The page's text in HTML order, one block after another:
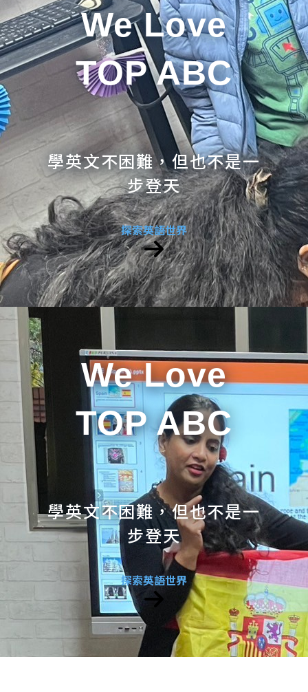
We Love
TOP ABC
學英文不困難，但也不是一
步登天
探索英語世界
We Love
TOP ABC
學英文不困難，但也不是一
步登天
探索英語世界